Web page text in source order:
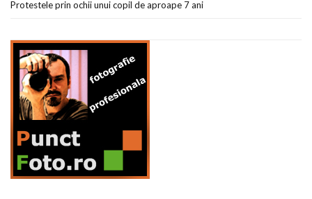
Protestele prin ochii unui copil de aproape 7 ani